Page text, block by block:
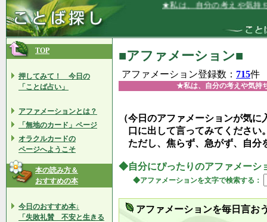
★私は、自分の考えや気持ちを正直に
TOP
押してみて！ 今日の
「ことば占い」
アファメーションとは？
「無地のカード」ページ
オラクルカードの
ページへようこそ
本の読み方＆
おすすめの本
今日のおすすめ本↓
「失敗礼賛 不安と生きる
■アファメーション■
アファメーション登録数： 715件
★私は、自分の考えや気持
（今日のアファメーションが気
口に出して言ってみてください
ただし、焦らず、急がず、自分
◆自分にぴったりのアファメーシ
◆アファメーションを文字で検索する：
アファメーションを毎日言お